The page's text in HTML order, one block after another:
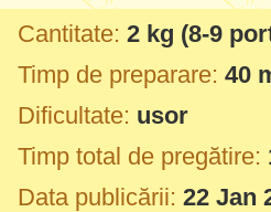
Cantitate: 2 kg (8-9
Timp de preparare: 40
Dificultate: usor
Timp total de pregătire:
Data publicării: 22 Jan